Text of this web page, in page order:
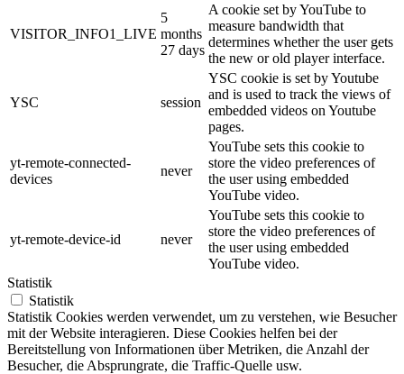
VISITOR_INFO1_LIVE
5
months
27 days
A cookie set by YouTube to
measure bandwidth that
determines whether the user gets
the new or old player interface.
YSC session
YSC cookie is set by Youtube
and is used to track the views of
embedded videos on Youtube
pages.
yt-remote-connected-
devices
never
YouTube sets this cookie to
store the video preferences of
the user using embedded
YouTube video.
yt-remote-device-id never
YouTube sets this cookie to
store the video preferences of
the user using embedded
YouTube video.
Statistik
Statistik
Statistik Cookies werden verwendet, um zu verstehen, wie Besucher
mit der Website interagieren. Diese Cookies helfen bei der
Bereitstellung von Informationen über Metriken, die Anzahl der
Besucher, die Absprungrate, die Traffic-Quelle usw.